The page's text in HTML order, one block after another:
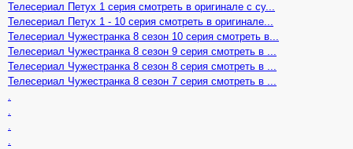
Телесериал Петух 1 серия смотреть в оригинале с су...
Телесериал Петух 1 - 10 серия смотреть в оригинале...
Телесериал Чужестранка 8 сезон 10 серия смотреть в...
Телесериал Чужестранка 8 сезон 9 серия смотреть в ...
Телесериал Чужестранка 8 сезон 8 серия смотреть в ...
Телесериал Чужестранка 8 сезон 7 серия смотреть в ...
.
.
.
.